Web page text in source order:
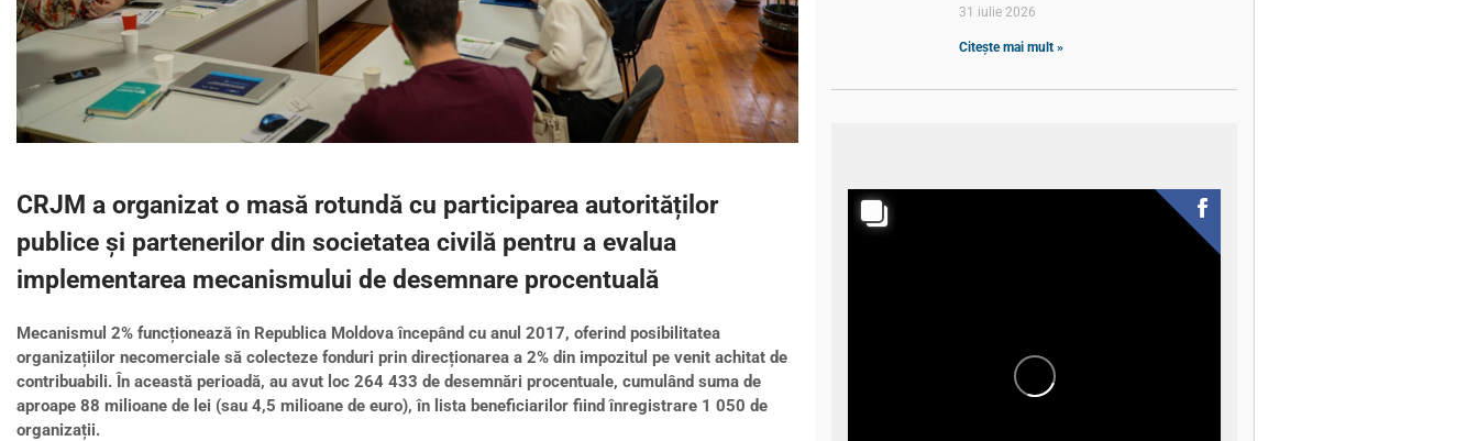
CRJM a organizat o masă rotundă cu participarea autorităților
publice și partenerilor din societatea civilă pentru a evalua
implementarea mecanismului de desemnare procentuală
Mecanismul 2% funcționează în Republica Moldova începând cu anul 2017, oferind posibilitatea
organizațiilor necomerciale să colecteze fonduri prin direcționarea a 2% din impozitul pe venit achitat de
contribuabili. În această perioadă, au avut loc 264 433 de desemnări procentuale, cumulând suma de
aproape 88 milioane de lei (sau 4,5 milioane de euro), în lista beneficiarilor fiind înregistrare 1 050 de
organizații.
31 iulie 2026
Citește mai mult »